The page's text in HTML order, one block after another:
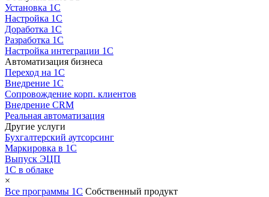
Установка 1С
Настройка 1С
Доработка 1С
Разработка 1С
Настройка интеграции 1С
Автоматизация бизнеса
Переход на 1С
Внедрение 1С
Сопровождение корп. клиентов
Внедрение CRM
Реальная автоматизация
Другие услуги
Бухгалтерский аутсорсинг
Маркировка в 1С
Выпуск ЭЦП
1С в облаке
×
Все программы 1С Собственный продукт